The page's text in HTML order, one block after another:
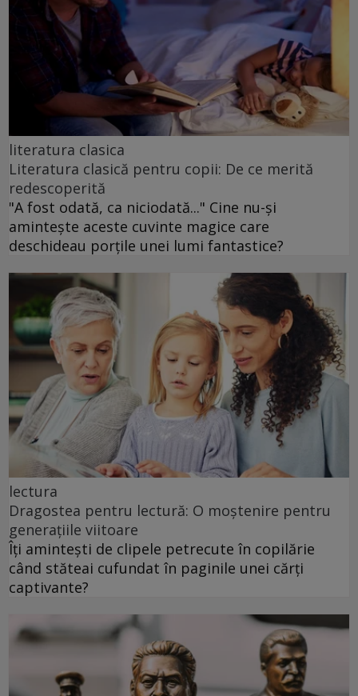
literatura clasica
Literatura clasică pentru copii: De ce merită
redescoperită
"A fost odată, ca niciodată..." Cine nu-și
amintește aceste cuvinte magice care
deschideau porțile unei lumi fantastice?
lectura
Dragostea pentru lectură: O moștenire pentru
generațiile viitoare
Îți amintești de clipele petrecute în copilărie
când stăteai cufundat în paginile unei cărți
captivante?